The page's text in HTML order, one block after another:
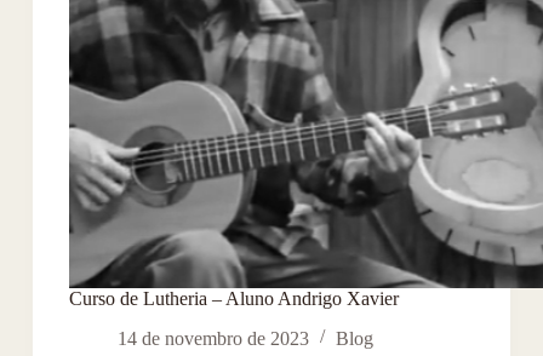
Curso de Lutheria – Aluno Andrigo Xavier
14 de novembro de 2023
Blog